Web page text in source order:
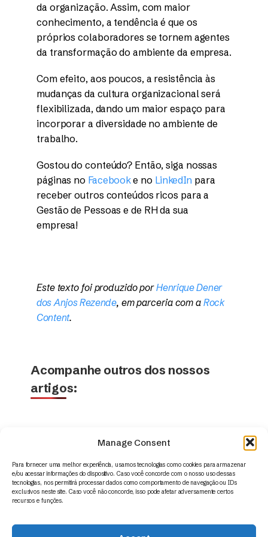
Manage Consent
Para fornecer uma melhor experiência, usamos tecnologias como cookies para armazenar
e/ou acessar informações do dispositivo. Caso você concorde com o nosso uso dessas
tecnologias, nos permitirá processar dados como comportamento de navegação ou IDs
exclusivos neste site. Caso você não concorde, isso pode afetar adversamente certos
recursos e funções.
da organização. Assim, com maior
conhecimento, a tendência é que os
próprios colaboradores se tornem agentes
da transformação do ambiente da empresa.
Com efeito, aos poucos, a resistência às
mudanças da cultura organizacional será
flexibilizada, dando um maior espaço para
incorporar a diversidade no ambiente de
trabalho.
Gostou do conteúdo? Então, siga nossas
páginas no Facebooke no LinkedIn para
receber outros conteúdos ricos para a
Gestão de Pessoas e de RH da sua
empresa!
Este texto foi produzido porHenrique Dener
dos Anjos Rezende, em parceria com a Rock
Content.
Acompanhe outros dos nossos
artigos: